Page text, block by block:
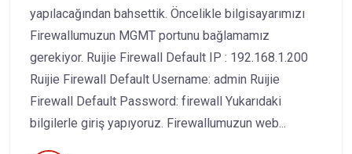
yapılacağından bahsettik. Öncelikle bilgisayarımızı
Firewallumuzun MGMT portunu bağlamamız
gerekiyor. Ruijie Firewall Default IP : 192.168.1.200
Ruijie Firewall Default Username: admin Ruijie
Firewall Default Password: firewall Yukarıdaki
bilgilerle giriş yapıyoruz. Firewallumuzun web...